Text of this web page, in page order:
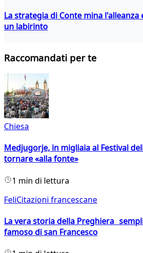
La strategia di Conte mina l'alleanza
un labirinto
Raccomandati per te
Chiesa
Medjugorje, in migliaia al Festival
tornare «alla fonte»
1 min di lettura
FeliCitazioni francescane
La vera storia della Preghiera
famoso di san Francesco